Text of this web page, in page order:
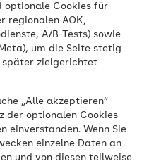
optionale Cookies für
regionalen AOK,
A/B-Tests) sowie
um die Seite stetig
später zielgerichtet
„Alle akzeptieren“
der optionalen Cookies
einverstanden. Wenn Sie
einzelne Daten an
und von diesen teilweise
in den